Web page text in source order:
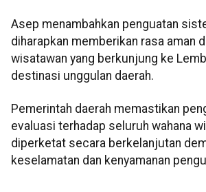
Asep menambahkan penguatan
diharapkan memberikan rasa aman
wisatawan yang berkunjung ke
destinasi unggulan daerah.
Pemerintah daerah memastikan
evaluasi terhadap seluruh wahana
diperketat secara berkelanjutan
keselamatan dan kenyamanan